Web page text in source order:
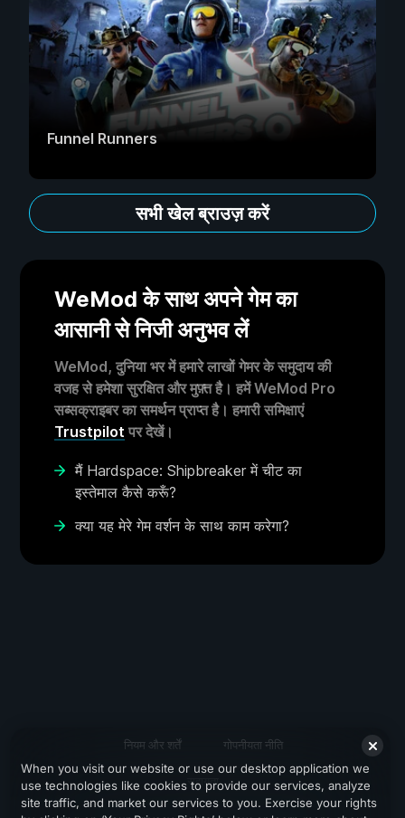
Funnel Runners
सभी खेल ब्राउज़ करें
WeMod के साथ अपने गेम का
आसानी से निजी अनुभव लें
WeMod, दुनिया भर में हमारे लाखों गेमर के समुदाय की
वजह से हमेशा सुरक्षित और मुफ़्त है। हमें WeMod Pro
सब्सक्राइबर का समर्थन प्राप्त है। हमारी समिक्षाएं
Trustpilot पर देखें।
मैं Hardspace: Shipbreaker में चीट का
इस्तेमाल कैसे करूँ?
क्या यह मेरे गेम वर्शन के साथ काम करेगा?
नियम और शर्तें गोपनीयता नीति
सहायता
When you visit our website or use our desktop application we
use technologies like cookies to provide our services, analyze
site traffic, and market our services to you. Exercise your rights